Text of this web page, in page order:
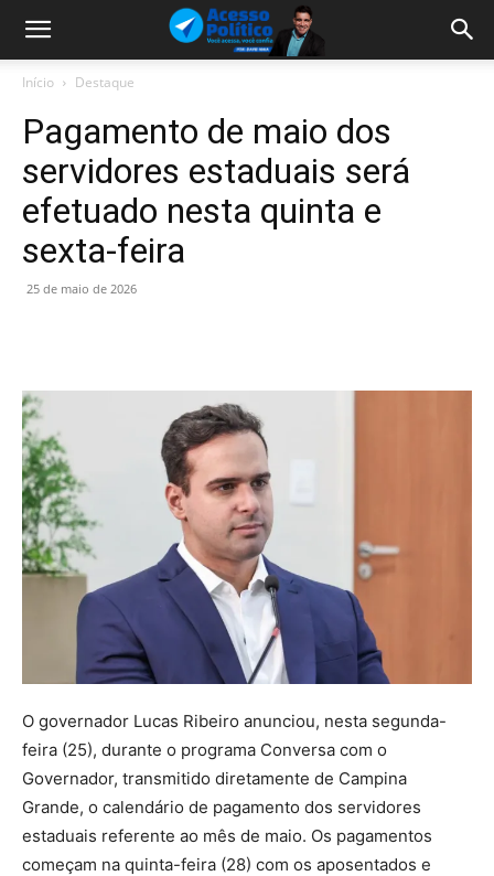
Início Destaque
Pagamento de maio dos
servidores estaduais será
efetuado nesta quinta e
sexta-feira
25 de maio de 2026
O governador Lucas Ribeiro anunciou, nesta segunda-
feira (25), durante o programa Conversa com o
Governador, transmitido diretamente de Campina
Grande, o calendário de pagamento dos servidores
estaduais referente ao mês de maio. Os pagamentos
começam na quinta-feira (28) com os aposentados e